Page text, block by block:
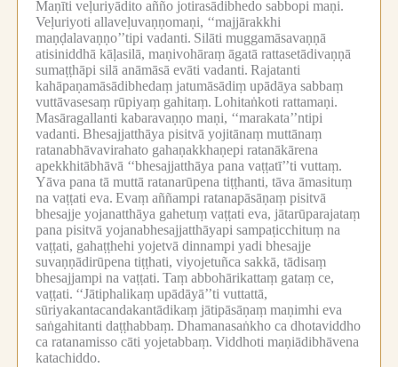
Maṇīti veḷuriyādito añño jotirasādibhedo sabbopi maṇi.
Veḷuriyoti allaveḷuvaṇṇomaṇi, ‘‘majjārakkhi
maṇḍalavaṇṇo’’tipi vadanti. Silāti muggamāsavaṇṇā
atisiniddhā kāḷasilā, maṇivohāraṃ āgatā rattasetādivaṇṇā
sumaṭṭhāpi silā anāmāsā evāti vadanti. Rajatanti
kahāpaṇamāsādibhedaṃ jatumāsādiṃ upādāya sabbaṃ
vuttāvasesaṃ rūpiyaṃ gahitaṃ. Lohitaṅkoti rattamaṇi.
Masāragallanti kabaravaṇṇo maṇi, ‘‘marakata’’ntipi
vadanti. Bhesajjatthāya pisitvā yojitānaṃ muttānaṃ
ratanabhāvavirahato gahaṇakkhaṇepi ratanākārena
apekkhitābhāvā ‘‘bhesajjatthāya pana vaṭṭatī’’ti vuttaṃ.
Yāva pana tā muttā ratanarūpena tiṭṭhanti, tāva āmasituṃ
na vaṭṭati eva. Evaṃ aññampi ratanapāsāṇaṃ pisitvā
bhesajje yojanatthāya gahetuṃ vaṭṭati eva, jātarūparajataṃ
pana pisitvā yojanabhesajjatthāyapi sampaṭicchituṃ na
vaṭṭati, gahaṭṭhehi yojetvā dinnampi yadi bhesajje
suvaṇṇādirūpena tiṭṭhati, viyojetuñca sakkā, tādisaṃ
bhesajjampi na vaṭṭati. Taṃ abbohārikattaṃ gataṃ ce,
vaṭṭati. ‘‘Jātiphalikaṃ upādāyā’’ti vuttattā,
sūriyakantacandakantādikaṃ jātipāsāṇaṃ maṇimhi eva
saṅgahitanti daṭṭhabbaṃ. Dhamanasaṅkho ca dhotaviddho
ca ratanamisso cāti yojetabbaṃ. Viddhoti maṇiādibhāvena
katachiddo.